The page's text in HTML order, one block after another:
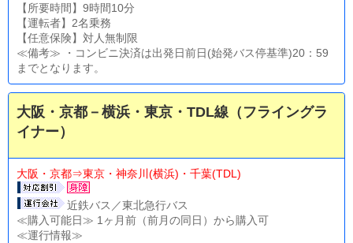
【所要時間】9時間10分
【運転者】2名乗務
【任意保険】対人無制限
≪備考≫ ・コンビニ決済は出発日前日(始発バス停基準)20：59
までとなります。
大阪・京都－横浜・東京・TDL線（フライングラ
イナー）
大阪・京都⇒東京・神奈川(横浜)・千葉(TDL)
近鉄バス／東北急行バス
≪購入可能日≫ 1ヶ月前（前月の同日）から購入可
≪運行情報≫